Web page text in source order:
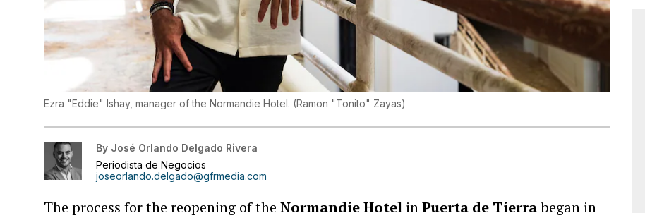
Ezra "Eddie" Ishay, manager of the Normandie Hotel. (Ramon "Tonito" Zayas)
By José Orlando Delgado Rivera
Periodista de Negocios
joseorlando.delgado@gfrmedia.com
The process for the reopening of theNormandie Hotel inPuerta de Tierrabegan in